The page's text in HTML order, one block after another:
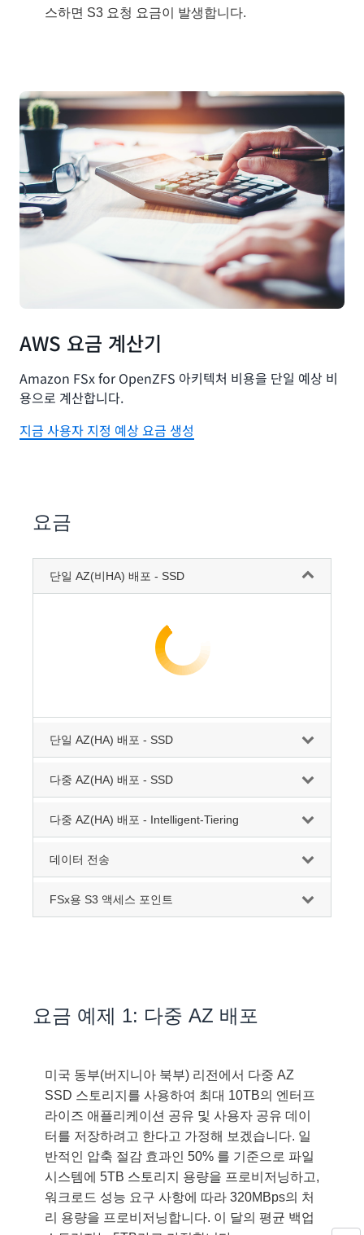
스하면 S3 요청 요금이 발생합니다.
AWS 요금 계산기
Amazon FSx for OpenZFS 아키텍처 비용을 단일 예상 비
용으로 계산합니다.
지금 사용자 지정 예상 요금 생성
요금
단일 AZ(비HA) 배포 - SSD
단일 AZ(HA) 배포 - SSD
다중 AZ(HA) 배포 - SSD
다중 AZ(HA) 배포 - Intelligent-Tiering
데이터 전송
FSx용 S3 액세스 포인트
요금 예제 1: 다중 AZ 배포
미국 동부(버지니아 북부) 리전에서 다중 AZ
SSD 스토리지를 사용하여 최대 10TB의 엔터프
라이즈 애플리케이션 공유 및 사용자 공유 데이
터를 저장하려고 한다고 가정해 보겠습니다. 일
반적인 압축 절감 효과인 50% 를 기준으로 파일
시스템에 5TB 스토리지 용량을 프로비저닝하고,
워크로드 성능 요구 사항에 따라 320MBps의 처
리 용량을 프로비저닝합니다. 이 달의 평균 백업